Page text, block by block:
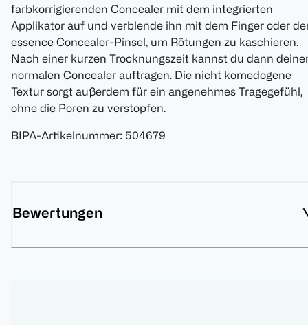
farbkorrigierenden Concealer mit dem integrierten
Applikator auf und verblende ihn mit dem Finger oder
essence Concealer-Pinsel, um Rötungen zu kaschieren.
Nach einer kurzen Trocknungszeit kannst du dann
normalen Concealer auftragen. Die nicht komedogene
Textur sorgt außerdem für ein angenehmes Tragegefühl,
ohne die Poren zu verstopfen.
BIPA-Artikelnummer: 504679
Bewertungen